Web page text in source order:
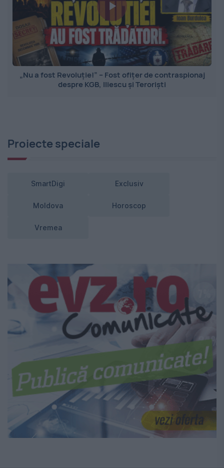
„Nu a fost Revoluție!” – Fost ofițer de contraspionaj
despre KGB, Iliescu și Teroriști
Proiecte speciale
SmartDigi Exclusiv
Moldova Horoscop
Vremea